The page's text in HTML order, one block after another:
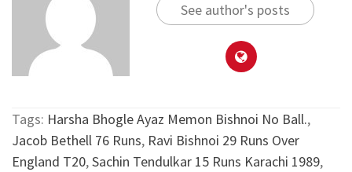
See author's posts
Tags: Harsha Bhogle Ayaz Memon Bishnoi No Ball.,
Jacob Bethell 76 Runs, Ravi Bishnoi 29 Runs Over
England T20,Sachin Tendulkar 15 Runs Karachi 1989,